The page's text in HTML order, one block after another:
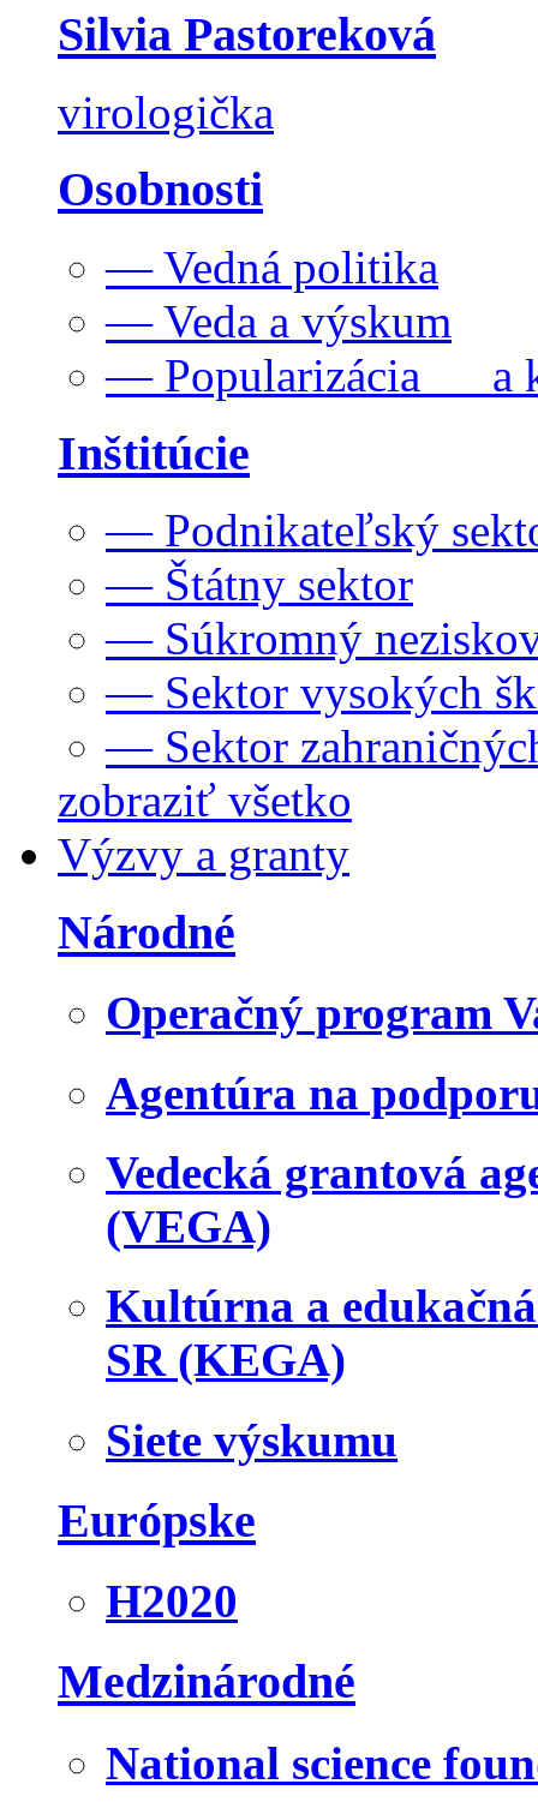
Silvia Pastoreková
virologička
Osobnosti
— Vedná politika
— Veda a výskum
— Popularizácia a
Inštitúcie
— Podnikateľský
— Štátny sektor
— Súkromný
— Sektor vysokých
— Sektor
zobraziť všetko
Výzvy a granty
Národné
Operačný program
Agentúra na
Vedecká grantová
(VEGA)
Kultúrna a
SR (KEGA)
Siete výskumu
Európske
H2020
Medzinárodné
National science